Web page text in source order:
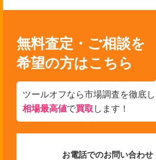
無料査定・ご相談を
希望の方はこちら
ツールオフなら市場調査を徹底
相場最高値で買取 します！
お電話でのお問い合わせ